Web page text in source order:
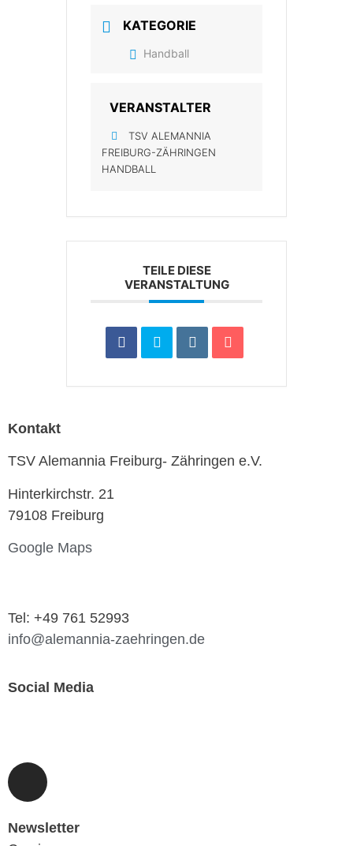
KATEGORIE
Handball
VERANSTALTER
TSV ALEMANNIA
FREIBURG-ZÄHRINGEN
HANDBALL
TEILE DIESE
VERANSTALTUNG
Kontakt
TSV Alemannia Freiburg- Zähringen e.V.
Hinterkirchstr. 21
79108 Freiburg
Google Maps
Tel: +49 761 52993
info@alemannia-zaehringen.de
Social Media
Newsletter